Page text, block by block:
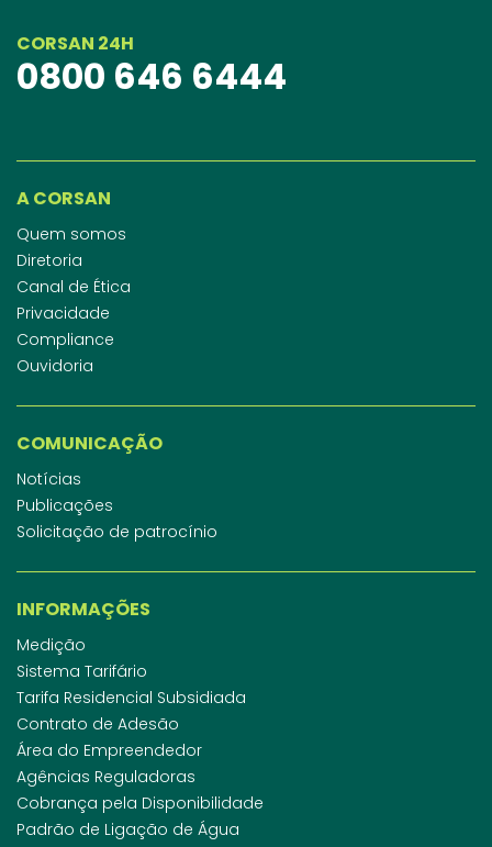
CORSAN 24H
0800 646 6444
A CORSAN
Quem somos
Diretoria
Canal de Ética
Privacidade
Compliance
Ouvidoria
COMUNICAÇÃO
Notícias
Publicações
Solicitação de patrocínio
INFORMAÇÕES
Medição
Sistema Tarifário
Tarifa Residencial Subsidiada
Contrato de Adesão
Área do Empreendedor
Agências Reguladoras
Cobrança pela Disponibilidade
Padrão de Ligação de Água